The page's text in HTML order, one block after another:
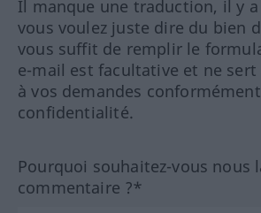
Il manque une traduction, il y
vous voulez juste dire du bien
vous suffit de remplir le
e-mail est facultative et ne
à vos demandes
confidentialité.
Pourquoi souhaitez-vous nous
commentaire ?*